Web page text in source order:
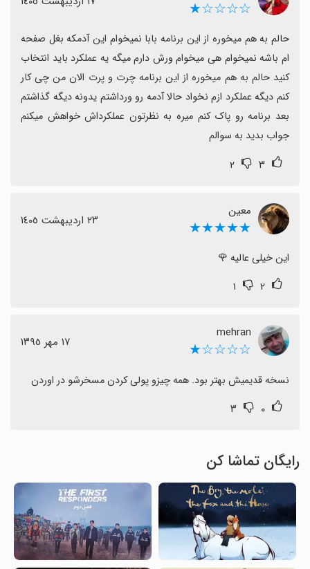
☆☆☆☆★
جواب بدید به سوالم
۳ ۲
معین
★★★★★ ٢٣ اردیبهشت ١٤٠٥
این خیلی عالیه 🌹
۲ ۱
mehran
☆☆☆☆★ ١٧ مهر ١٣٩٥
نسخه قدیمیش بهتر بود. همه چیزو پولی کردن مسخرشو در اوردن
۰ ۳
رایگان تماشا کن